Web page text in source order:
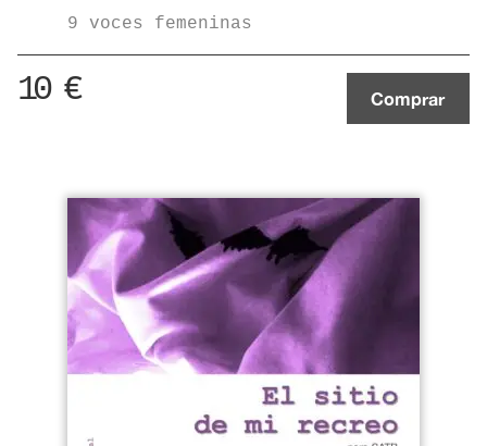
9 voces femeninas
10 € Comprar